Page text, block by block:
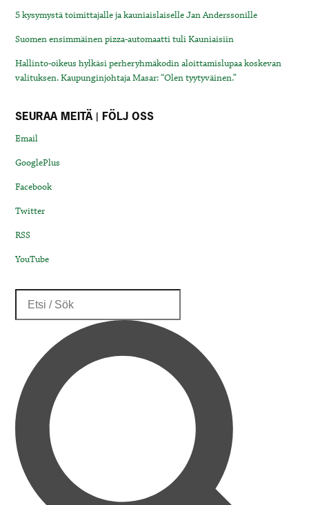
5 kysymystä toimittajalle ja kauniaislaiselle Jan Anderssonille
Suomen ensimmäinen pizza-automaatti tuli Kauniaisiin
Hallinto-oikeus hylkäsi perheryhmäkodin aloittamislupaa koskevan
valituksen. Kaupunginjohtaja Masar: “Olen tyytyväinen.”
SEURAA MEITÄ | FÖLJ OSS
Email
GooglePlus
Facebook
Twitter
RSS
YouTube